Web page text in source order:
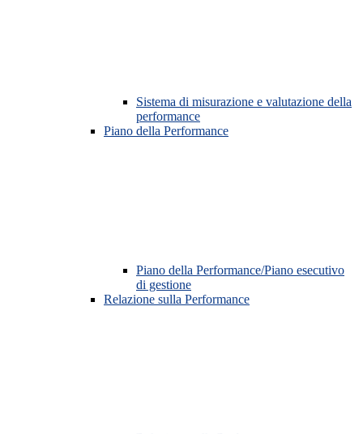
Sistema di misurazione e valutazione della
performance
Piano della Performance
Piano della Performance/Piano esecutivo
di gestione
Relazione sulla Performance